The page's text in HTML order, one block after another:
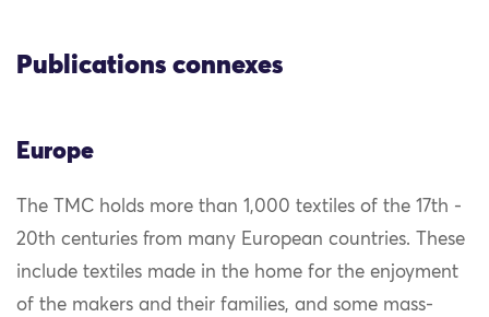
Publications connexes
Europe
The TMC holds more than 1,000 textiles of the 17th -
20th centuries from many European countries. These
include textiles made in the home for the enjoyment
of the makers and their families, and some mass-